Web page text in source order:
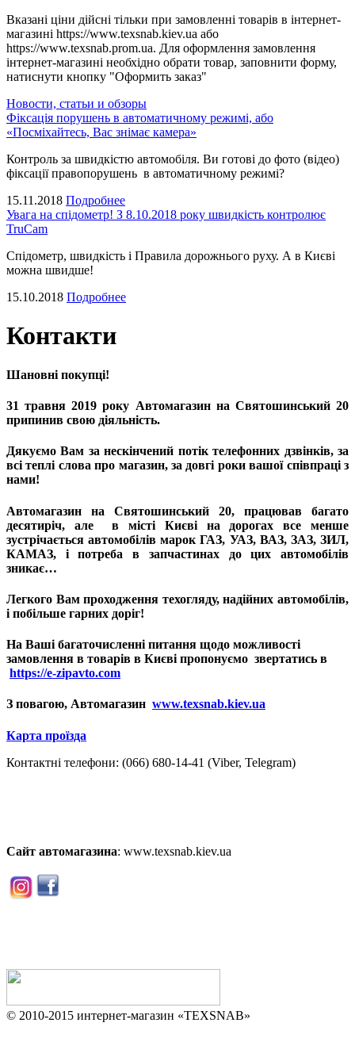
Вказані ціни дійсні тільки при замовленні товарів в інтернет-
магазині https://www.texsnab.kiev.ua або
https://www.texsnab.prom.ua. Для оформлення замовлення
інтернет-магазині необхідно обрати товар, заповнити форму,
натиснути кнопку "Оформить заказ"
Новости, статьи и обзоры
Фіксація порушень в автоматичному режимі, або
«Посміхайтесь, Вас знімає камера»
Контроль за швидкістю автомобіля. Ви готові до фото (відео)
фіксації правопорушень в автоматичному режимі?
15.11.2018 Подробнее
Увага на спідометр! З 8.10.2018 року швидкість контролює
TruCam
Спідометр, швидкість і Правила дорожнього руху. А в Києві
можна швидше!
15.10.2018 Подробнее
Контакти
Шановні покупці!
31 травня 2019 року Автомагазин на Святошинський 20
припинив свою діяльність.
Дякуємо Вам за нескінчений потік телефонних дзвінків, за
всі теплі слова про магазин, за довгі роки вашої співпраці з
нами!
Автомагазин на Святошинський 20, працював багато
десятиріч, але в місті Києві на дорогах все менше
зустрічається автомобілів марок ГАЗ, УАЗ, ВАЗ, ЗАЗ, ЗИЛ,
КАМАЗ, і потреба в запчастинах до цих автомобілів
зникає…
Легкого Вам проходження техогляду, надійних автомобілів,
і побільше гарних доріг!
На Ваші багаточисленні питання щодо можливості
замовлення в товарів в Києві пропонуємо звертатись в
https://e-zipavto.com
З повагою, Автомагазин www.texsnab.kiev.ua
Карта проїзда
Контактні телефони: (066) 680-14-41 (Viber, Telegram)
Сайт автомагазина: www.texsnab.kiev.ua
© 2010-2015 интернет-магазин «TEXSNAB»